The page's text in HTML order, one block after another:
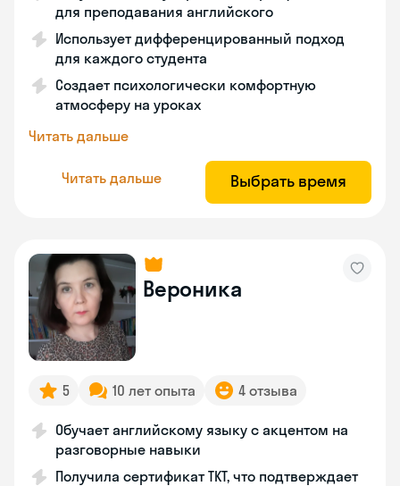
для преподавания английского
Использует дифференцированный подход
для каждого студента
Создает психологически комфортную
атмосферу на уроках
Читать дальше
Читать дальше Выбрать время
Вероника
5 10 лет опыта 4 отзыва
Обучает английскому языку с акцентом на
разговорные навыки
Получила сертификат TKT, что подтверждает